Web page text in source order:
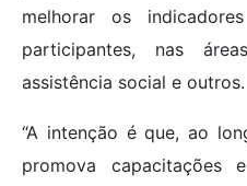
melhorar os
participantes, nas
assistência social e outros.
“A intenção é que, ao
promova capacitações